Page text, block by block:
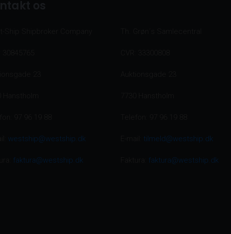
westship@westship.dk
faktura@westship.dk
tilmeld@westship.dk
faktura@westship.dk